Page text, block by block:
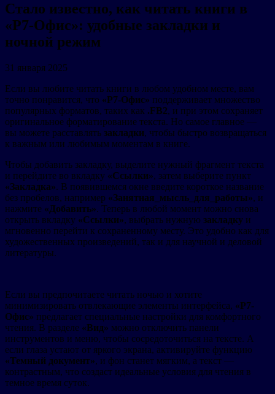
Стало известно, как читать книги в
«Р7-Офис»: удобные закладки и
ночной режим
31 января 2025
Если вы любите читать книги в любом удобном месте, вам
точно понравится, что «Р7-Офис» поддерживает множество
популярных форматов, таких как .FB2, и при этом сохраняет
оригинальное форматирование текста. Но самое главное —
вы можете расставлять закладки, чтобы быстро возвращаться
к важным или любимым моментам в книге.
Чтобы добавить закладку, выделите нужный фрагмент текста
и перейдите во вкладку «Ссылки», затем выберите пункт
«Закладка». В появившемся окне введите короткое название
без пробелов, например «Занятная_мысль_для_работы», и
нажмите «Добавить». Теперь в любой момент можно снова
открыть вкладку «Ссылки», выбрать нужную закладку и
мгновенно перейти к сохраненному месту. Это удобно как для
художественных произведений, так и для научной и деловой
литературы.
Если вы предпочитаете читать ночью и хотите
минимизировать отвлекающие элементы интерфейса, «Р7-
Офис» предлагает специальные настройки для комфортного
чтения. В разделе «Вид» можно отключить панели
инструментов и меню, чтобы сосредоточиться на тексте. А
если глаза устают от яркого экрана, активируйте функцию
«Темный документ», и фон станет мягким, а текст —
контрастным, что создаст идеальные условия для чтения в
темное время суток.